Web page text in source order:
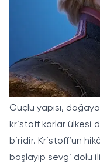
Güçlü yapısı,
kristoff karlar ülkesi
biridir. Kristoff’un
başlayıp sevgi dolu